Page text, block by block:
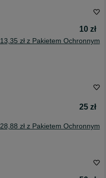
10 zł
13,35 zł z Pakietem Ochronnym
25 zł
28,88 zł z Pakietem Ochronnym